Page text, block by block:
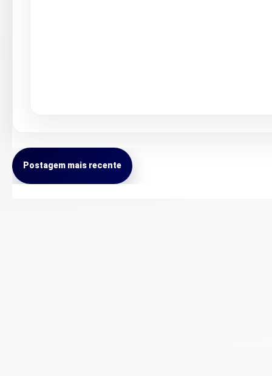
Postagem mais recente